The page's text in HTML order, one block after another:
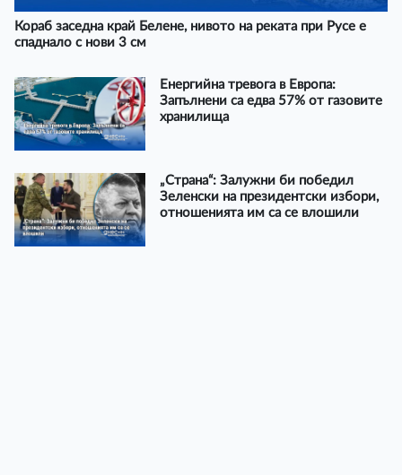
Кораб заседна край Белене, нивото на реката при Русе е
спаднало с нови 3 см
Енергийна тревога в Европа:
Запълнени са едва 57% от газовите
хранилища
„Страна“: Залужни би победил
Зеленски на президентски избори,
отношенията им са се влошили